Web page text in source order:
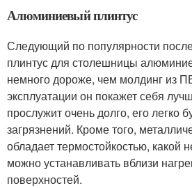
Алюминиевый плинтус
Следующий по популярности
плинтус для столешницы
немного дороже, чем молдинг из
эксплуатации он покажет себя
прослужит очень долго, его легко
загрязнений. Кроме того,
обладает термостойкостью, какой
можно устанавливать вблизи
поверхностей.